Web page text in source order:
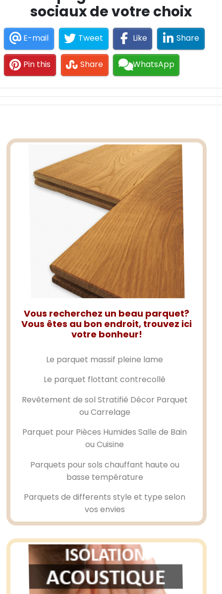
sociaux de votre choix
E-mail Tweet Like Share
Pin this Share WhatsApp
Vous recherchez un beau parquet?
Vous êtes au bon endroit, trouvez ici
votre bonheur!
Le parquet massif pleine lame
Le parquet flottant contrecollé
Revêtement de sol Stratifié Décor Parquet
ou Carrelage
Parquet pour Pièces Humides Salle de Bain
ou Cuisine
Parquets pour sols chauffant haute ou
basse température
Parquets de differents style et type selon
vos envies